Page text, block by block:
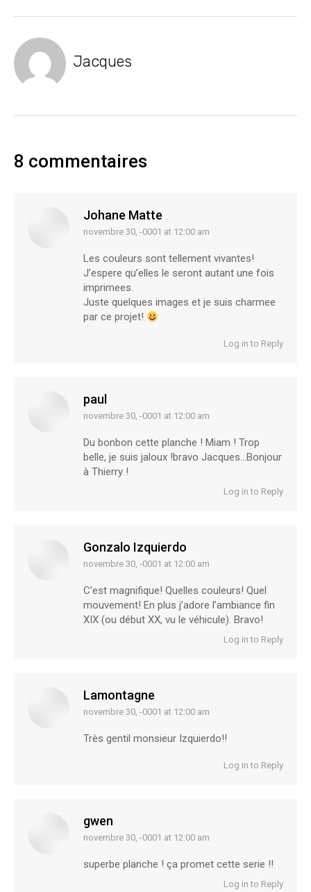
Jacques
8 commentaires
Johane Matte
says:
novembre 30, -0001 at 12:00 am
Les couleurs sont tellement vivantes!
J’espere qu’elles le seront autant une fois
imprimees.
Juste quelques images et je suis charmee
par ce projet!
Log in to Reply
paul
says:
novembre 30, -0001 at 12:00 am
Du bonbon cette planche ! Miam ! Trop
belle, je suis jaloux !bravo Jacques…Bonjour
à Thierry !
Log in to Reply
Gonzalo Izquierdo
says:
novembre 30, -0001 at 12:00 am
C’est magnifique! Quelles couleurs! Quel
mouvement! En plus j’adore l’ambiance fin
XIX (ou début XX, vu le véhicule). Bravo!
Log in to Reply
Lamontagne
says:
novembre 30, -0001 at 12:00 am
Très gentil monsieur Izquierdo!!
Log in to Reply
gwen
says:
novembre 30, -0001 at 12:00 am
superbe planche ! ça promet cette serie !!
Log in to Reply